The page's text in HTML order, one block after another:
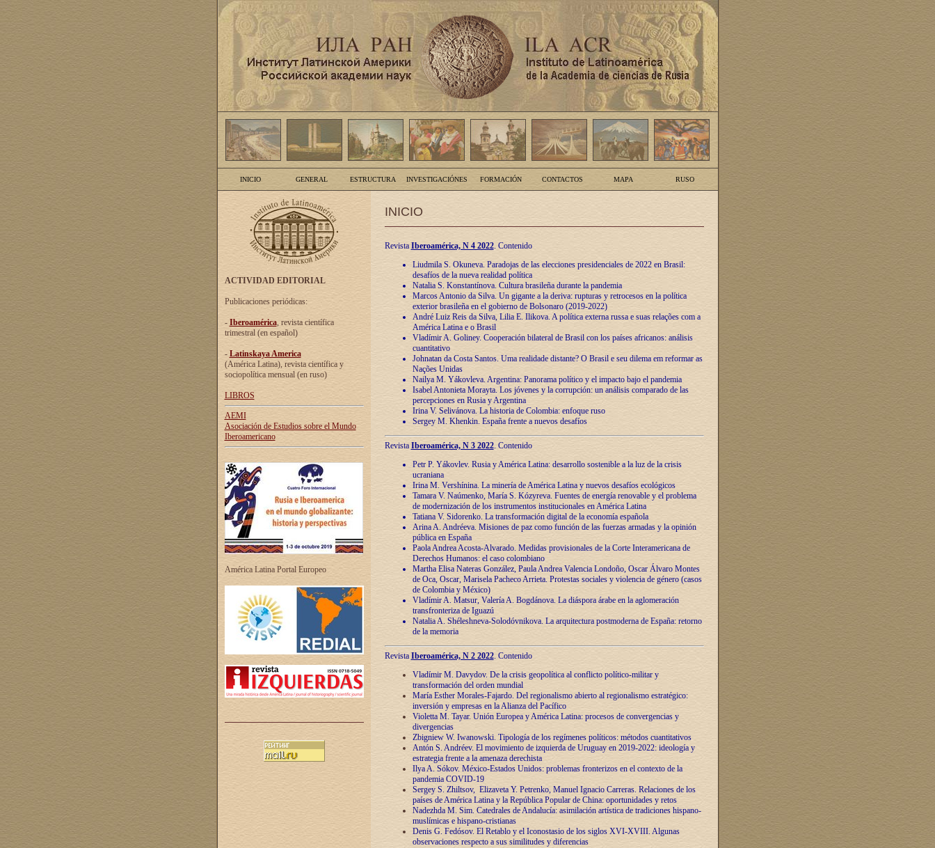
INICIO GENERAL ESTRUCTURA INVESTIGACIÓNES FORMACIÓN CONTACTOS MAPA RUSO
ACTIVIDAD EDITORIAL
Publicaciones periódicas:
- Iberoamérica, revista científica
trimestral (en español)
- Latinskaya America
(América Latina), revista científica y
sociopolítica mensual (en ruso)
LIBROS
AEMI
Asociación de Estudios sobre el Mundo
Iberoamericano
América Latina Portal Europeo
INICIO
Revista Iberoamérica, N 4 2022. Contenido
Liudmila S. Okuneva. Paradojas de las elecciones presidenciales de 2022 en Brasil:
desafíos de la nueva realidad política
Natalia S. Konstantínova. Cultura brasileña durante la pandemia
Marcos Antonio da Silva. Un gigante a la deriva: rupturas y retrocesos en la política
exterior brasileña en el gobierno de Bolsonaro (2019-2022)
André Luiz Reis da Silva, Lilia E. Ilikova. A política externa russa e suas relações com a
América Latina e o Brasil
Vladímir A. Goliney. Cooperación bilateral de Brasil con los países africanos: análisis
cuantitativo
Johnatan da Costa Santos. Uma realidade distante? O Brasil e seu dilema em reformar as
Nações Unidas
Nailya M. Yákovleva. Argentina: Panorama político y el impacto bajo el pandemia
Isabel Antonieta Morayta. Los jóvenes y la corrupción: un análisis comparado de las
percepciones en Rusia y Argentina
Irina V. Selivánova. La historia de Colombia: enfoque ruso
Sergey M. Khenkin. España frente a nuevos desafíos
Revista Iberoamérica, N 3 2022. Contenido
Petr P. Yákovlev. Rusia y América Latina: desarrollo sostenible a la luz de la crisis
ucraniana
Irina M. Vershínina. La minería de América Latina y nuevos desafíos ecológicos
Tamara V. Naúmenko, María S. Kózyreva. Fuentes de energía renovable y el problema
de modernización de los instrumentos institucionales en América Latina
Tatiana V. Sidorenko. La transformación digital de la economía española
Arina A. Andréeva. Misiones de paz como función de las fuerzas armadas y la opinión
pública en España
Paola Andrea Acosta-Alvarado. Medidas provisionales de la Corte Interamericana de
Derechos Humanos: el caso colombiano
Martha Elisa Nateras González, Paula Andrea Valencia Londoño, Oscar Álvaro Montes
de Oca, Oscar, Marisela Pacheco Arrieta. Protestas sociales y violencia de género (casos
de Colombia y México)
Vladímir A. Matsur, Valería A. Bogdánova. La diáspora árabe en la aglomeración
transfronteriza de Iguazú
Natalia A. Shéleshneva-Solodóvnikova. La arquitectura postmoderna de España: retorno
de la memoria
Revista Iberoamérica, N 2 2022. Contenido
Vladímir M. Davydov. De la crisis geopolítica al conflicto político-militar y
transformación del orden mundial
María Esther Morales-Fajardo. Del regionalismo abierto al regionalismo estratégico:
inversión y empresas en la Alianza del Pacífico
Violetta M. Tayar. Unión Europea y América Latina: procesos de convergencias y
divergencias
Zbigniew W. Iwanowski. Tipología de los regímenes políticos: métodos cuantitativos
Antón S. Andréev. El movimiento de izquierda de Uruguay en 2019-2022: ideología y
estrategia frente a la amenaza derechista
Ilya A. Sókov. México-Estados Unidos: problemas fronterizos en el contexto de la
pandemia COVID-19
Sergey S. Zhiltsov, Elizaveta Y. Petrenko, Manuel Ignacio Carreras. Relaciones de los
países de América Latina y la República Popular de China: oportunidades y retos
Nadezhda M. Sim. Catedrales de Andalucía: asimilación artística de tradiciones hispano-
muslímicas e hispano-cristianas
Denis G. Fedósov. El Retablo y el Iconostasio de los siglos XVI-XVIII. Algunas
observaciones respecto a sus similitudes y diferencias